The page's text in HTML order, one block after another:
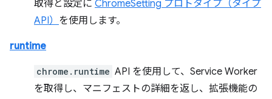
取得と設定に ChromeSetting プロトタイプ（タイプ
API） を使用します。
runtime
chrome.runtime API を使用して、Service Worker
を取得し、マニフェストの詳細を返し、拡張機能の